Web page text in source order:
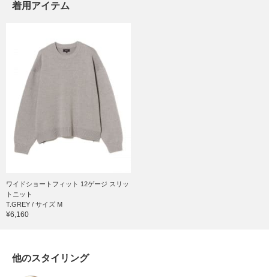
着用アイテム
ワイドショートフィット 12ゲージ スリッ
トニット
T.GREY / サイズ M
¥6,160
他のスタイリング